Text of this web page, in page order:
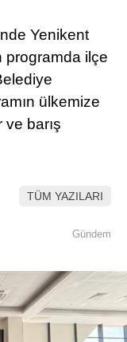
Yenikent
programda ilçe
ülkemize
barış
TÜM YAZILARI
Gündem